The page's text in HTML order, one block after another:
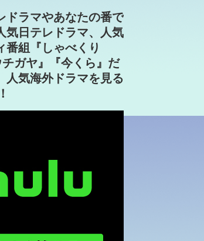
ドラマやあなたの番で
気日テレドラマ、人気
番組『しゃべくり
ガヤ』『今くら』だ
人気海外ドラマを見る